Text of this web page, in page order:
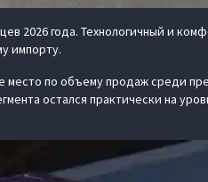
2026 года. Технологичный и
импорту.
место по объему продаж среди
остался практически на